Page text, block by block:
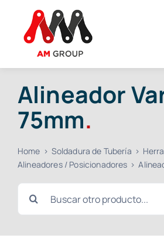
contenido
Alineador
75mm.
Home Soldadura de Tubería
Alineadores / Posicionadores
Buscar: